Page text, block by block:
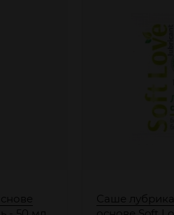
Саше